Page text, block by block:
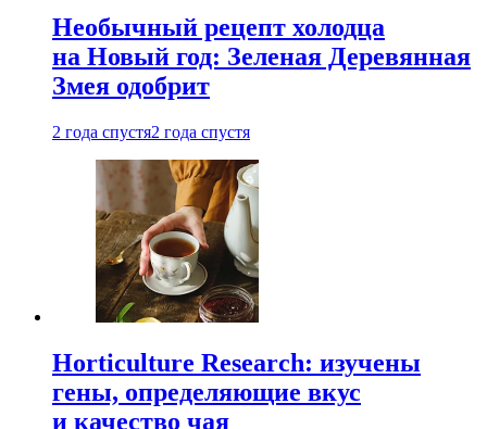
Необычный рецепт холодца
на Новый год: Зеленая Деревянная
Змея одобрит
2 года спустя2 года спустя
Horticulture Research: изучены
гены, определяющие вкус
и качество чая